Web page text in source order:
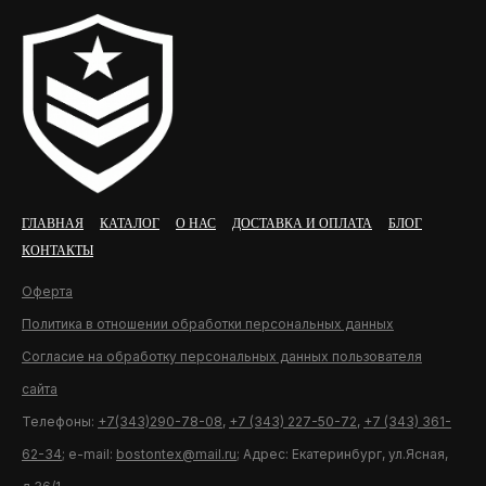
ГЛАВНАЯ КАТАЛОГ О НАС ДОСТАВКА И ОПЛАТА
БЛОГ
КОНТАКТЫ
Оферта
Политика в отношении обработки персональных данных
Согласие на обработку персональных данных пользователя
сайта
Телефоны: +7(343)290-78-08, +7 (343) 227-50-72, +7 (343) 361-
62-34; e-mail: bostontex@mail.ru; Адрес: Екатеринбург, ул.Ясная,